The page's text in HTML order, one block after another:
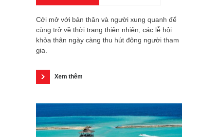
Cởi mở với bản thân và người xung quanh để
cùng trở về thời trang thiên nhiên, các lễ hội
khỏa thân ngày càng thu hút đông người tham
gia.
Xem thêm